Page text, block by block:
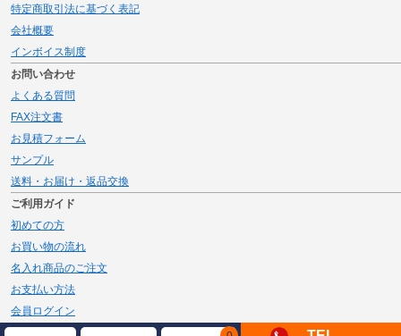
特定商取引法に基づく表記
会社概要
インボイス制度
お問い合わせ
よくある質問
FAX注文書
お見積フォーム
サンプル
送料・お届け・返品交換
ご利用ガイド
初めての方
お買い物の流れ
名入れ商品のご注文
お支払い方法
会員ログイン
メルマガ登録